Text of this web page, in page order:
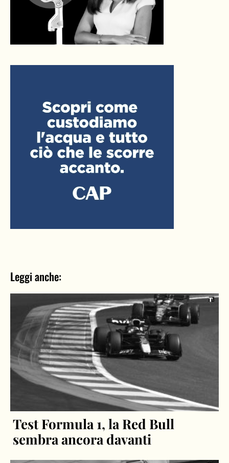
Leggi anche:
Test Formula 1, la Red Bull
sembra ancora davanti